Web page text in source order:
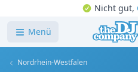
Nicht gut,
Menü
Nordrhein-Westfalen